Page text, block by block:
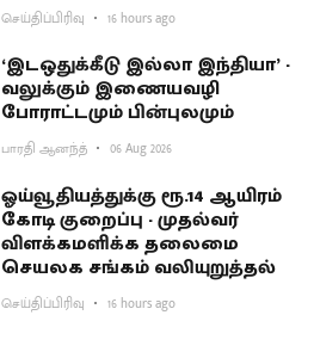
செய்திப்பிரிவு 16 hours ago
‘இடஒதுக்கீடு இல்லா இந்தியா’ -
வலுக்கும் இணையவழி
போராட்டமும் பின்புலமும்
பாரதி ஆனந்த் 06 Aug 2026
ஓய்வூதியத்துக்கு ரூ.14 ஆயிரம்
கோடி குறைப்பு - முதல்வர்
விளக்கமளிக்க தலைமை
செயலக சங்கம் வலியுறுத்தல்
செய்திப்பிரிவு 16 hours ago